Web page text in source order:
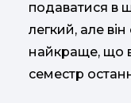
подаватися в
легкий, але
найкраще, що
семестр